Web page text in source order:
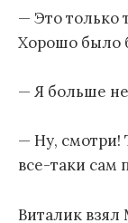
— Это только
Хорошо было
— Я больше
— Ну, смотри!
все-таки сам
Виталик взял